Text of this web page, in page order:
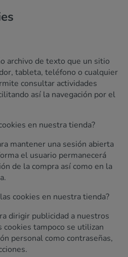
archivo de texto que un sitio
tableta, teléfono o cualquier
consultar actividades
así la navegación por el
en nuestra tienda?
mantener una sesión abierta
el usuario permanecerá
de la compra así como en la
cookies en nuestra tienda?
dirigir publicidad a nuestros
cookies tampoco se utilizan
personal como contraseñas,